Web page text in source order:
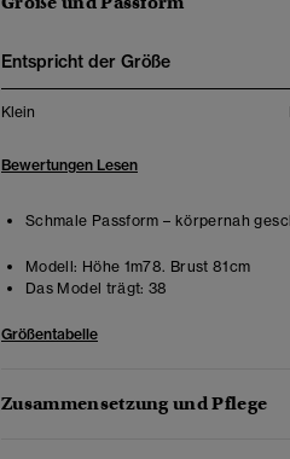
Entspricht der Größe
Klein
Bewertungen Lesen
Schmale Passform – körpernah
Modell: Höhe 1m78. Brust 81cm
Das Model trägt: 38
Größentabelle
Zusammensetzung und Pflege